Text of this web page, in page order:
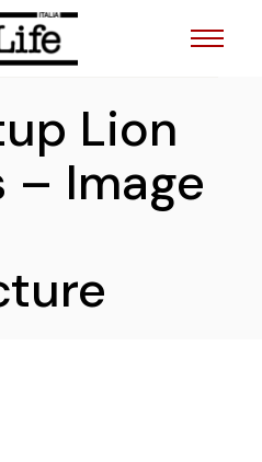
Lion
– Image